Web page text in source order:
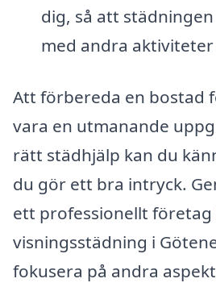
dig, så att
med andra
Att förbereda en bostad
vara en utmanande
rätt städhjälp kan du
du gör ett bra intryck.
ett professionellt
visningsstädning i
fokusera på andra